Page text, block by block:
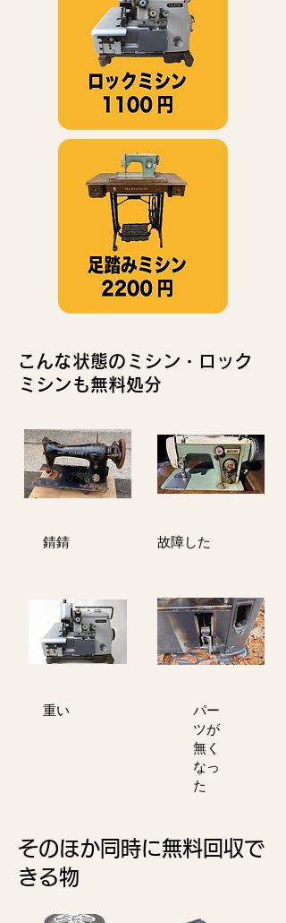
こんな状態のミシン・ロック
ミシンも無料処分
​錆錆
重い
故障した
パー
ツが
無く
なっ
た
そのほか同時に無料回収で
きる物